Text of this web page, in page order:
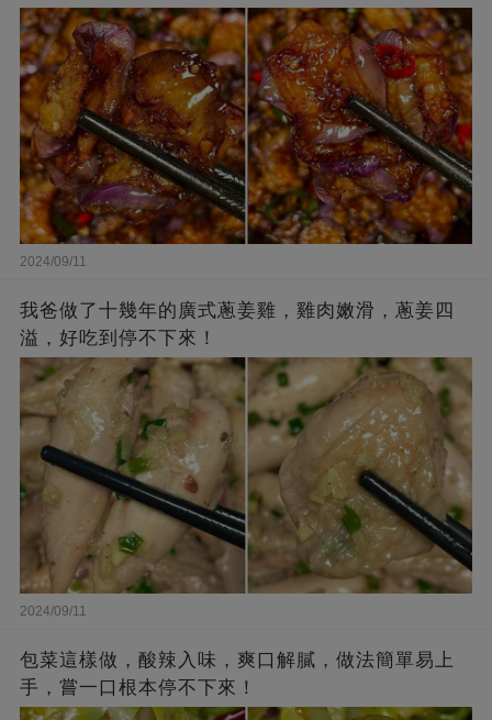
2024/09/11
我爸做了十幾年的廣式蔥姜雞，雞肉嫩滑，蔥姜四
溢，好吃到停不下來！
2024/09/11
包菜這樣做，酸辣入味，爽口解膩，做法簡單易上
手，嘗一口根本停不下來！